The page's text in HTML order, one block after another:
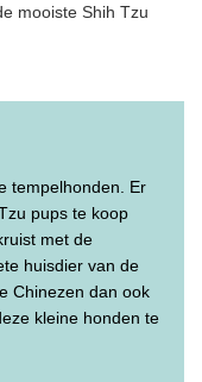
mooiste Shih Tzu
tempelhonden. Er
pups te koop
met de
huisdier van de
Chinezen dan ook
kleine honden te